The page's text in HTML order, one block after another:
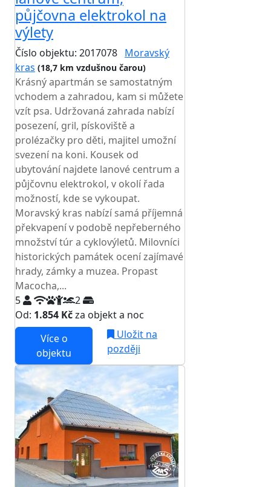
půjčovna elektrokol na
výlety
Číslo objektu: 2017078 Moravský
kras (18,7 km vzdušnou čarou)
Krásný apartmán se samostatným
vchodem a zahradou, kam si můžete
vzít psa. Udržovaná zahrada nabízí
posezení, gril, pískoviště a
prolézačky pro děti, majitel umožní
svezení na koni. Kousek od
ubytování najdete lanové centrum a
půjčovnu elektrokol, v okolí řada
možností, kde se vykoupat.
Moravský kras nabízí samá příjemná
překvapení v podobě nepřeberného
množství túr a cyklovýletů. Milovníci
historických památek ocení zajímavé
hrady, zámky a muzea. Propast
Macocha,...
5
2
Od: 1.854 Kčza objekt a noc
Více o
objektu
Uložit na
později